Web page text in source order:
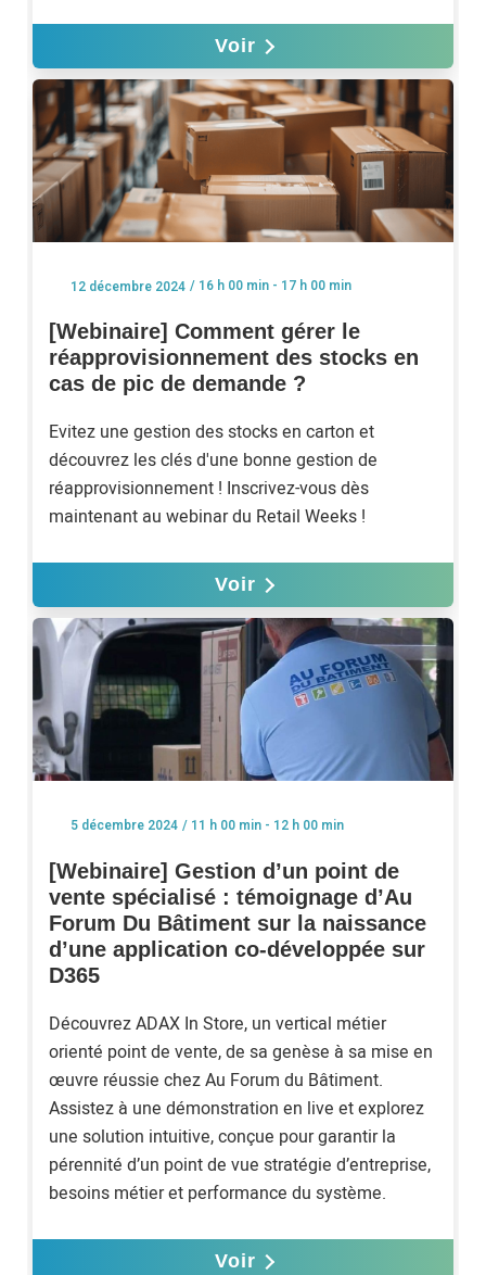
Voir
12 décembre 2024 / 16 h 00 min - 17 h 00 min
[Webinaire] Comment gérer le
réapprovisionnement des stocks en
cas de pic de demande ?
Evitez une gestion des stocks en carton et
découvrez les clés d'une bonne gestion de
réapprovisionnement ! Inscrivez-vous dès
maintenant au webinar du Retail Weeks !
Voir
5 décembre 2024 / 11 h 00 min - 12 h 00 min
[Webinaire] Gestion d’un point de
vente spécialisé : témoignage d’Au
Forum Du Bâtiment sur la naissance
d’une application co-développée sur
D365
Découvrez ADAX In Store, un vertical métier
orienté point de vente, de sa genèse à sa mise en
œuvre réussie chez Au Forum du Bâtiment.
Assistez à une démonstration en live et explorez
une solution intuitive, conçue pour garantir la
pérennité d’un point de vue stratégie d’entreprise,
besoins métier et performance du système.
Voir